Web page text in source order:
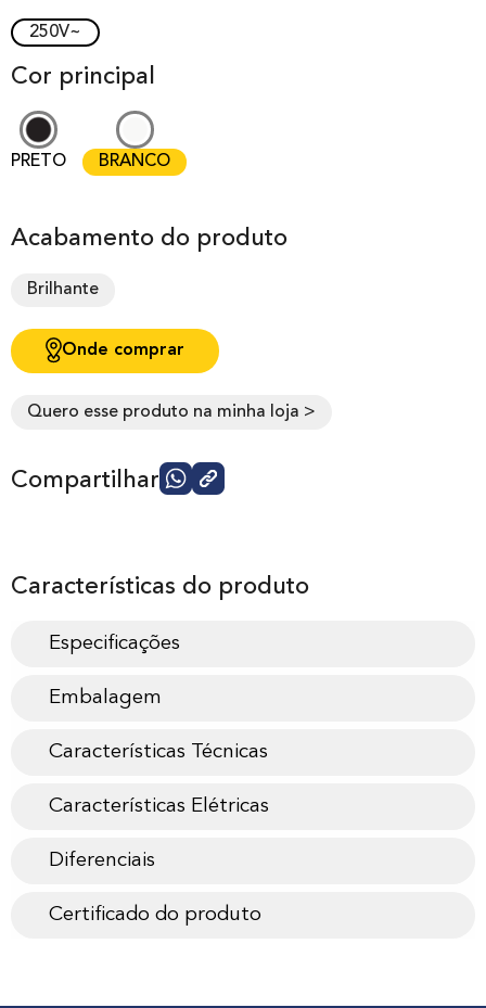
250V~
Cor principal
PRETO BRANCO
Acabamento do produto
Brilhante
Onde comprar
Quero esse produto na minha loja >
Compartilhar
Características do produto
Especificações
Embalagem
Características Técnicas
Características Elétricas
Diferenciais
Certificado do produto